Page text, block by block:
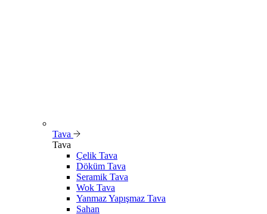
Tava
Tava
Çelik Tava
Döküm Tava
Seramik Tava
Wok Tava
Yanmaz Yapışmaz Tava
Sahan